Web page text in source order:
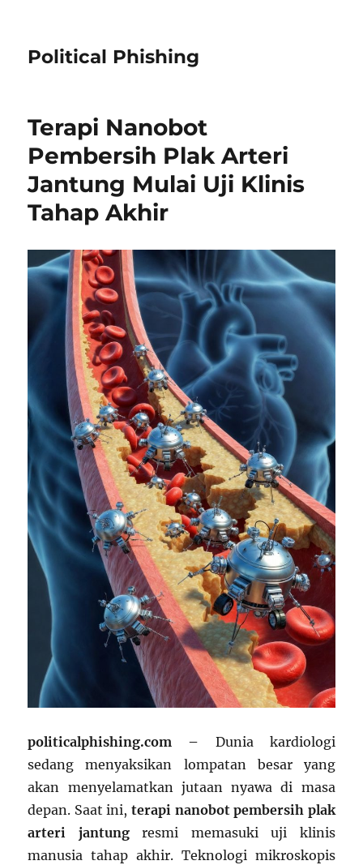
Political Phishing
Terapi Nanobot
Pembersih Plak Arteri
Jantung Mulai Uji Klinis
Tahap Akhir
politicalphishing.com – Dunia kardiologi
sedang menyaksikan lompatan besar yang
akan menyelamatkan jutaan nyawa di masa
depan. Saat ini, terapi nanobot pembersih plak
arteri jantungresmi memasuki uji klinis
manusia tahap akhir. Teknologi mikroskopis